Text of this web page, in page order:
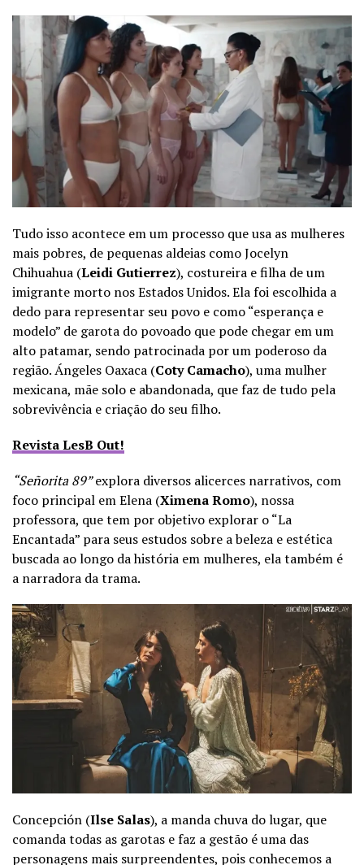
Tudo isso acontece em um processo que usa as mulheres
mais pobres, de pequenas aldeias como Jocelyn
Chihuahua (Leidi Gutierrez), costureira e filha de um
imigrante morto nos Estados Unidos. Ela foi escolhida a
dedo para representar seu povo e como “esperança e
modelo” de garota do povoado que pode chegar em um
alto patamar, sendo patrocinada por um poderoso da
região. Ángeles Oaxaca (Coty Camacho), uma mulher
mexicana, mãe solo e abandonada, que faz de tudo pela
sobrevivência e criação do seu filho.
Revista LesB Out!
“Señorita 89”explora diversos alicerces narrativos, com
foco principal em Elena (Ximena Romo), nossa
professora, que tem por objetivo explorar o “La
Encantada” para seus estudos sobre a beleza e estética
buscada ao longo da história em mulheres, ela também é
a narradora da trama.
Concepción (Ilse Salas), a manda chuva do lugar, que
comanda todas as garotas e faz a gestão é uma das
personagens mais surpreendentes, pois conhecemos a